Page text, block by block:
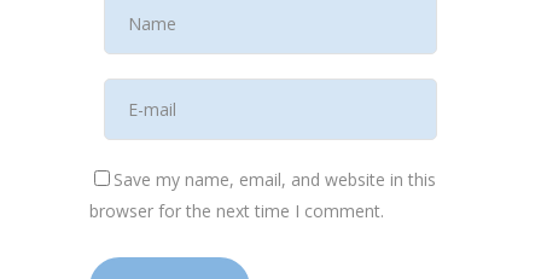
Save my name, email, and website in this
browser for the next time I comment.